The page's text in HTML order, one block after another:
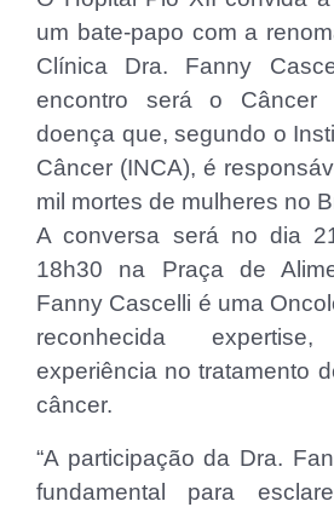
um bate-papo com a
Clínica Dra. Fanny
encontro será o Câncer
doença que, segundo o
Câncer (INCA), é
mil mortes de mulheres no
A conversa será no dia
18h30 na Praça de
Fanny Cascelli é uma
reconhecida
experiência no tratamento
câncer.
“A participação da Dra.
fundamental para